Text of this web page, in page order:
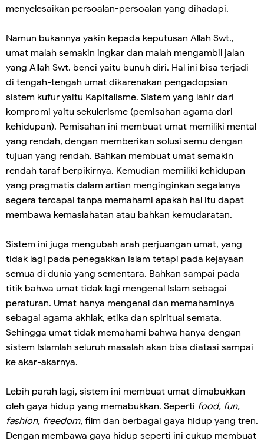
menyelesaikan persoalan-persoalan yang dihadapi.
Namun bukannya yakin kepada keputusan Allah Swt.,
umat malah semakin ingkar dan malah mengambil jalan
yang Allah Swt. benci yaitu bunuh diri. Hal ini bisa terjadi
di tengah-tengah umat dikarenakan pengadopsian
sistem kufur yaitu Kapitalisme. Sistem yang lahir dari
kompromi yaitu sekulerisme (pemisahan agama dari
kehidupan). Pemisahan ini membuat umat memiliki mental
yang rendah, dengan memberikan solusi semu dengan
tujuan yang rendah. Bahkan membuat umat semakin
rendah taraf berpikirnya. Kemudian memiliki kehidupan
yang pragmatis dalam artian menginginkan segalanya
segera tercapai tanpa memahami apakah hal itu dapat
membawa kemaslahatan atau bahkan kemudaratan.
Sistem ini juga mengubah arah perjuangan umat, yang
tidak lagi pada penegakkan Islam tetapi pada kejayaan
semua di dunia yang sementara. Bahkan sampai pada
titik bahwa umat tidak lagi mengenal Islam sebagai
peraturan. Umat hanya mengenal dan memahaminya
sebagai agama akhlak, etika dan spiritual semata.
Sehingga umat tidak memahami bahwa hanya dengan
sistem Islamlah seluruh masalah akan bisa diatasi sampai
ke akar-akarnya.
Lebih parah lagi, sistem ini membuat umat dimabukkan
oleh gaya hidup yang memabukkan. Seperti food, fun,
fashion, freedom, film dan berbagai gaya hidup yang tren.
Dengan membawa gaya hidup seperti ini cukup membuat